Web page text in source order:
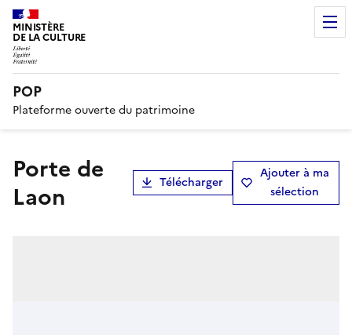
MINISTÈRE
DE LA CULTURE
POP
Plateforme ouverte du patrimoine
Porte de
Laon
Télécharger
Ajouter à ma
sélection